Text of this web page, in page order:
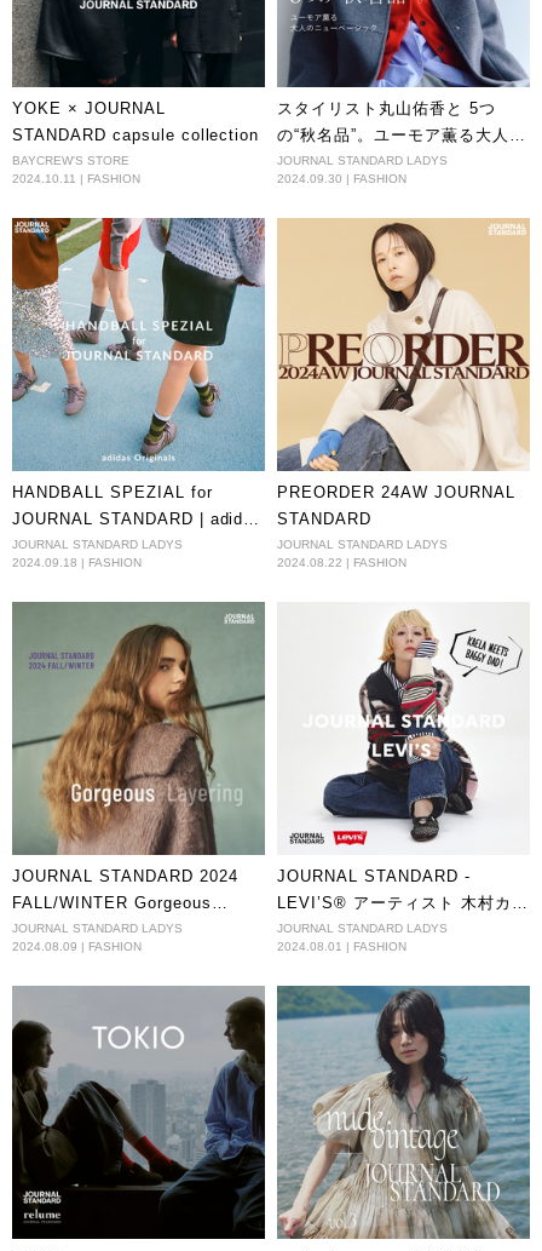
YOKE × JOURNAL
STANDARD capsule collection
BAYCREW'S STORE
2024.10.11 | FASHION
スタイリスト丸山佑香と 5つ
の“秋名品”。ユーモア薫る大人の
ニューベーシック
JOURNAL STANDARD LADYS
2024.09.30 | FASHION
HANDBALL SPEZIAL for
JOURNAL STANDARD | adidas
Originals
JOURNAL STANDARD LADYS
2024.09.18 | FASHION
PREORDER 24AW JOURNAL
STANDARD
JOURNAL STANDARD LADYS
2024.08.22 | FASHION
JOURNAL STANDARD 2024
FALL/WINTER Gorgeous
Layering
JOURNAL STANDARD LADYS
2024.08.09 | FASHION
JOURNAL STANDARD -
LEVI’S®︎ アーティスト 木村カエ
ラ × スタイリスト 山本マナ リ
ーバイス®︎ “BAGGY DAD”に出
会う。
JOURNAL STANDARD LADYS
2024.08.01 | FASHION